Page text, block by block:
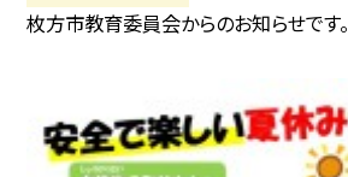
枚方市教育委員会からのお知らせです。